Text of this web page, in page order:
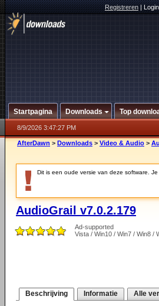
Registreren|
Startpagina Downloads Top
8/9/2026 3:47:27 PM
AfterDawn > Downloads > Video & Audio >
Dit is een oude versie van deze software.
AudioGrail v7.0.2.179
Ad-supported
Vista / Win10 / Win7 / Win8 /
Beschrijving Informatie Alle